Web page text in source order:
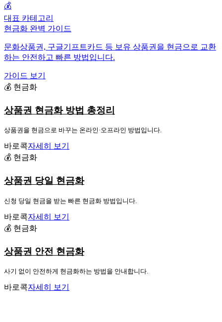
💰
대표 카테고리
현금화 완벽 가이드
문화상품권, 구글기프트카드 등 보유 상품권을 현금으로 교환
하는 안전하고 빠른 방법입니다.
가이드 보기
💰 현금화
상품권 현금화 방법 총정리
상품권을 현금으로 바꾸는 온라인·오프라인 방법입니다.
바로콕자세히 보기
💰 현금화
상품권 당일 현금화
신청 당일 현금을 받는 빠른 현금화 방법입니다.
바로콕자세히 보기
💰 현금화
상품권 안전 현금화
사기 없이 안전하게 현금화하는 방법을 안내합니다.
바로콕자세히 보기